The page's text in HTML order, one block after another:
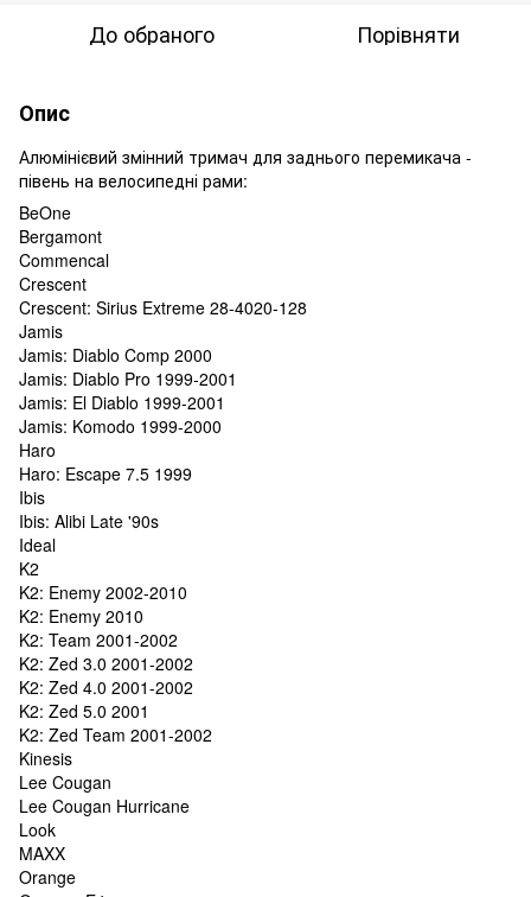
До обраного Порівняти
Опис
Алюмінієвий змінний тримач для заднього перемикача -
півень на велосипедні рами:
BeOne
Bergamont
Commencal
Crescent
Crescent: Sirius Extreme 28-4020-128
Jamis
Jamis: Diablo Comp 2000
Jamis: Diablo Pro 1999-2001
Jamis: El Diablo 1999-2001
Jamis: Komodo 1999-2000
Haro
Haro: Escape 7.5 1999
Ibis
Ibis: Alibi Late '90s
Ideal
K2
K2: Enemy 2002-2010
K2: Enemy 2010
K2: Team 2001-2002
K2: Zed 3.0 2001-2002
K2: Zed 4.0 2001-2002
K2: Zed 5.0 2001
K2: Zed Team 2001-2002
Kinesis
Lee Cougan
Lee Cougan Hurricane
Look
MAXX
Orange